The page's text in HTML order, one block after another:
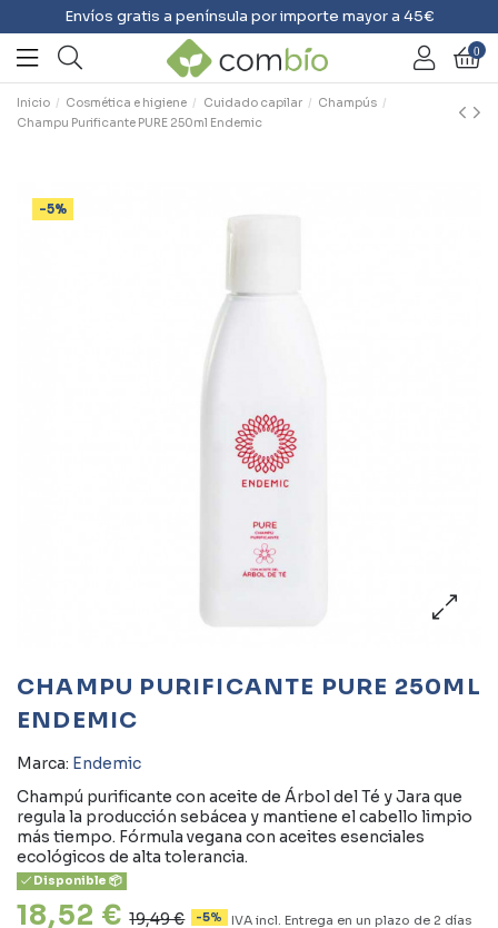
Envíos gratis a península por importe mayor a 45€
0
Inicio Cosmética e higiene Cuidado capilar
Champús
Champu Purificante PURE 250ml Endemic
-5%
CHAMPU PURIFICANTE PURE 250ML
ENDEMIC
Marca: Endemic
Champú purificante con aceite de Árbol del Té y Jara que
regula la producción sebácea y mantiene el cabello limpio
más tiempo. Fórmula vegana con aceites esenciales
ecológicos de alta tolerancia.
Disponible 📦
18,52 € 19,49 € -5% IVA incl. Entrega en un plazo de 2 días